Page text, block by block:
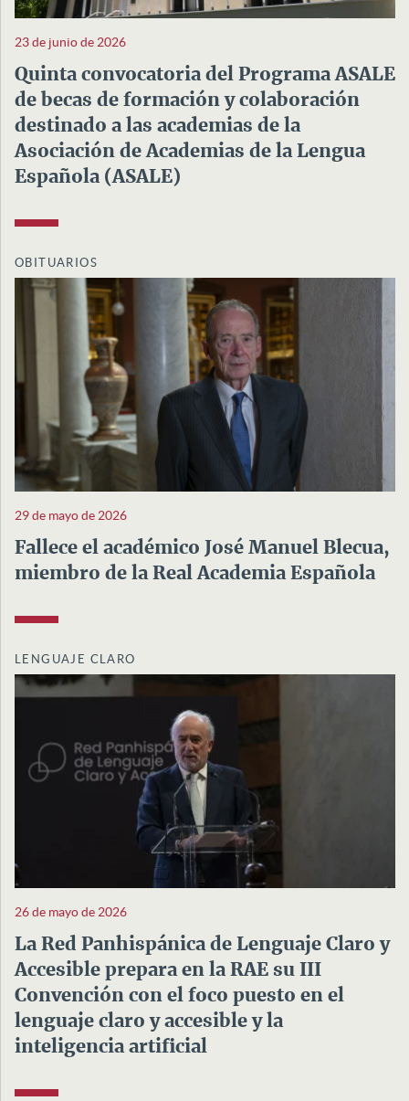
23 de junio de 2026
Quinta convocatoria del Programa ASALE
de becas de formación y colaboración
destinado a las academias de la
Asociación de Academias de la Lengua
Española (ASALE)
OBITUARIOS
29 de mayo de 2026
Fallece el académico José Manuel Blecua,
miembro de la Real Academia Española
LENGUAJE CLARO
26 de mayo de 2026
La Red Panhispánica de Lenguaje Claro y
Accesible prepara en la RAE su III
Convención con el foco puesto en el
lenguaje claro y accesible y la
inteligencia artificial